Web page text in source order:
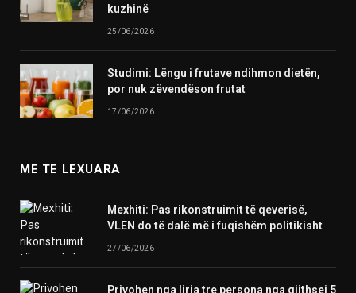
kuzhinë
25/06/2026
Studimi: Lëngu i frutave ndihmon dietën,
por nuk zëvendëson frutat
17/06/2026
ME TE LEXUARA
Mexhiti: Pas rikonstruimit të qeverisë,
VLEN do të dalë më i fuqishëm politikisht
27/06/2026
Privohen nga liria tre persona nga gjithsej 5